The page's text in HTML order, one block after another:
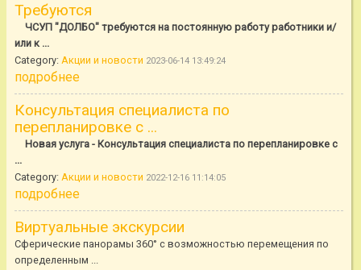
Требуются
ЧСУП "ДОЛБО" требуются на постоянную работу работники и/
или к ...
Category: Акции и новости 2023-06-14 13:49:24
подробнее
Консультация специалиста по
перепланировке с ...
Новая услуга - Консультация специалиста по перепланировке с
...
Category: Акции и новости 2022-12-16 11:14:05
подробнее
Виртуальные экскурсии
Сферические панорамы 360° с возможностью перемещения по
определенным ...